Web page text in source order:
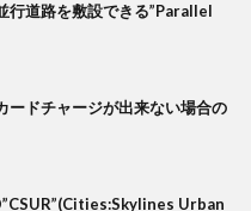
道路を敷設できる”Parallel
ドチャージが出来ない場合の
Urban